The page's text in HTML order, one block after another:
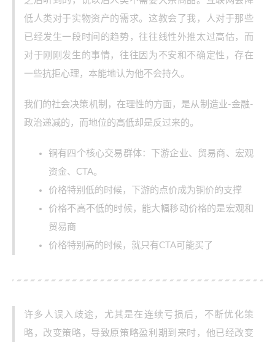
低人类对于实物资产的需求。这教会了我，人对于那些
已经发生一段时间的趋势，往往线性外推太过高估，而
对于刚刚发生的事情，往往因为不安和不确定性，存在
一些抗拒心理，本能地认为他不会持久。
我们的社会决策机制，在理性的方面，是从制造业-金融-
政治递减的，而地位的高低却是反过来的。
铜有四个核心交易群体：下游企业、贸易商、宏观
资金、CTA。
价格特别低的时候，下游的点价成为铜价的支撑
价格不高不低的时候，能大幅移动价格的是宏观和
贸易商
价格特别高的时候，就只有CTA可能买了
许多人误入歧途，尤其是在连续亏损后，不断优化策
略，改变策略，导致原策略盈利期到来时，他已经改变